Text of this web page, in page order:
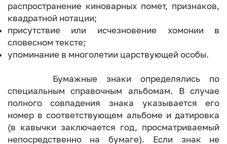
распространение киноварных помет, признаков,
квадратной нотации;
присутствие или исчезновение хомонии в
словесном тексте;
упоминание в многолетии царствующей особы.
Бумажные знаки определялись по
специальным справочным альбомам. В случае
полного совпадения знака указывается его
номер в соответствующем альбоме и датировка
(в кавычки заключается год, просматриваемый
непосредственно на бумаге). Если знак не